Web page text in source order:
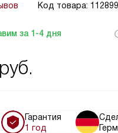
Код товара:
за 1-4 дня
руб.
Гарантия
1 год